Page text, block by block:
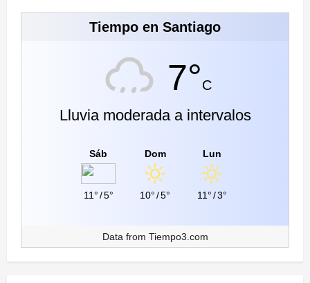
Tiempo en Santiago
7°C
Lluvia moderada a intervalos
Sáb
11°/5°
Dom
10°/5°
Lun
11°/3°
Data from Tiempo3.com